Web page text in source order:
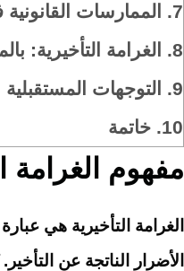
7.
الممارسات
8.
الغرامة التأخيرية:
9.
التوجهات المستقبلية
10. خاتمة
مفهوم الغرامة
الغرامة التأخيرية هي
الأضرار الناتجة عن